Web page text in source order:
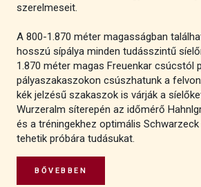
szerelmeseit.
A 800-1.870 méter magasságban
hosszú sípálya minden tudásszintű
1.870 méter magas Freuenkar csúcstól
pályaszakaszokon csúszhatunk a
kék jelzésű szakaszok is várják a
Wurzeralm síterepén az időmérő
és a tréningekhez optimális Schwarzeck
tehetik próbára tudásukat.
BŐVEBBEN